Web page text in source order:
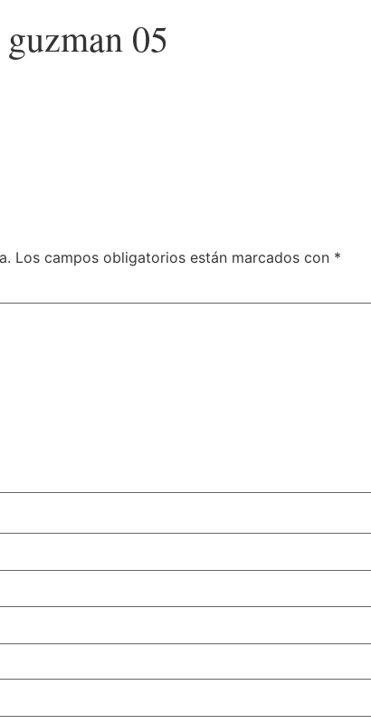
05
Los campos obligatorios están marcados con *